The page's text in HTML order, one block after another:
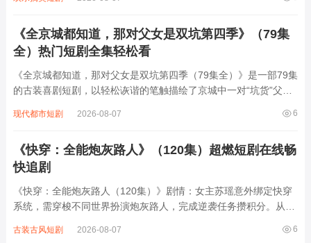
良屠宰技艺，让猪肉品质远超同行。从智斗地痞到揭露奸商阴谋，
《全京城都知道，那对父女是双坑第四季》（79集
全）热门短剧全集轻松看
《全京城都知道，那对父女是双坑第四季（79集全）》是一部79集
的古装喜剧短剧，以轻松诙谐的笔触描绘了京城中一对“坑货”父女
总爱闯祸的小丫头，两人联手“坑”遍京城，从市井小贩到朝堂权贵
6
现代都市短剧 2026-08-07
《快穿：全能炮灰路人》（120集）超燃短剧在线畅
快追剧
《快穿：全能炮灰路人（120集）》剧情：女主苏瑶意外绑定快穿
系统，需穿梭不同世界扮演炮灰路人，完成逆袭任务攒积分。从古
身份开局，却凭借智慧与全能技能扭转乾坤。面对恶毒女配的刁
6
古装古风短剧 2026-08-07